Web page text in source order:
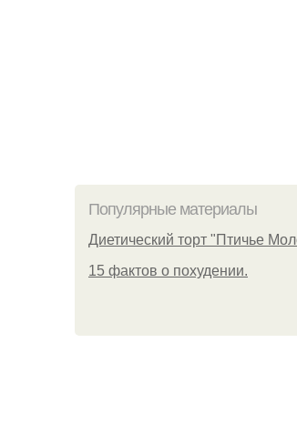
Популярные материалы
Диетический торт "Птичье
15 фактов о похудении.